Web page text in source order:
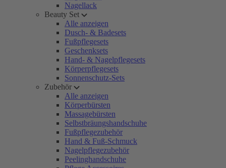
Nagellack
Beauty Set
Alle anzeigen
Dusch- & Badesets
Fußpflegesets
Geschenksets
Hand- & Nagelpflegesets
Körperpflegesets
Sonnenschutz-Sets
Zubehör
Alle anzeigen
Körperbürsten
Massagebürsten
Selbstbräungshandschuhe
Fußpflegezubehör
Hand & Fuß-Schmuck
Nagelpflegezubehör
Peelinghandschuhe